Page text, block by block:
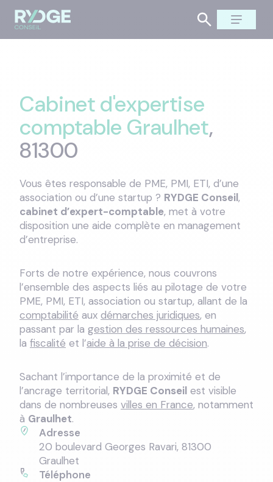
Cabinet d'expertise
comptable Graulhet,
81300
Vous êtes responsable de PME, PMI, ETI, d’une
association ou d’une startup ? RYDGE Conseil,
cabinet d’expert-comptable, met à votre
disposition une aide complète en management
d’entreprise.
Forts de notre expérience, nous couvrons
l’ensemble des aspects liés au pilotage de votre
PME, PMI, ETI, association ou startup, allant de la
comptabilité aux démarches juridiques, en
passant par la gestion des ressources humaines,
la fiscalité et l’aide à la prise de décision.
Sachant l’importance de la proximité et de
l’ancrage territorial, RYDGE Conseil est visible
dans de nombreuses villes en France, notamment
à Graulhet.
Adresse
20 boulevard Georges Ravari, 81300
Graulhet
Téléphone